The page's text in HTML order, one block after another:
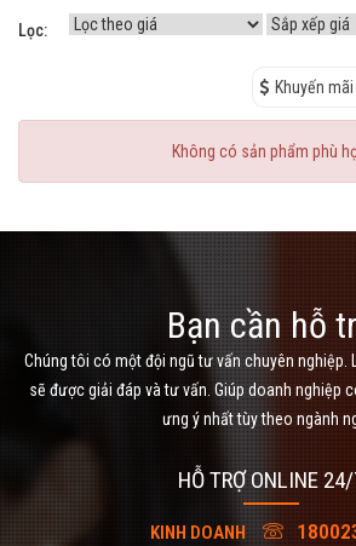
Lọc:
Khuyến
Không có sản phẩm phù
Bạn cần hỗ
Chúng tôi có một đội ngũ tư vấn chuyên nghiệp.
sẽ được giải đáp và tư vấn. Giúp doanh nghiệp
ưng ý nhất tùy theo ngành
HỖ TRỢ ONLINE
KINH DOANH